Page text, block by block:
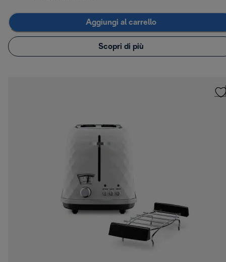
Aggiungi al carrello
Scopri di più